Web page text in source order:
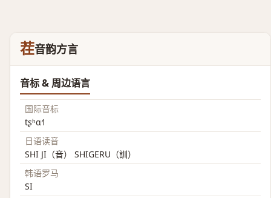
茬音韵方言
音标 & 周边语言
国际音标
tʂʰɑ˧˥
日语读音
SHI JI（音） SHIGERU（訓）
韩语罗马
SI